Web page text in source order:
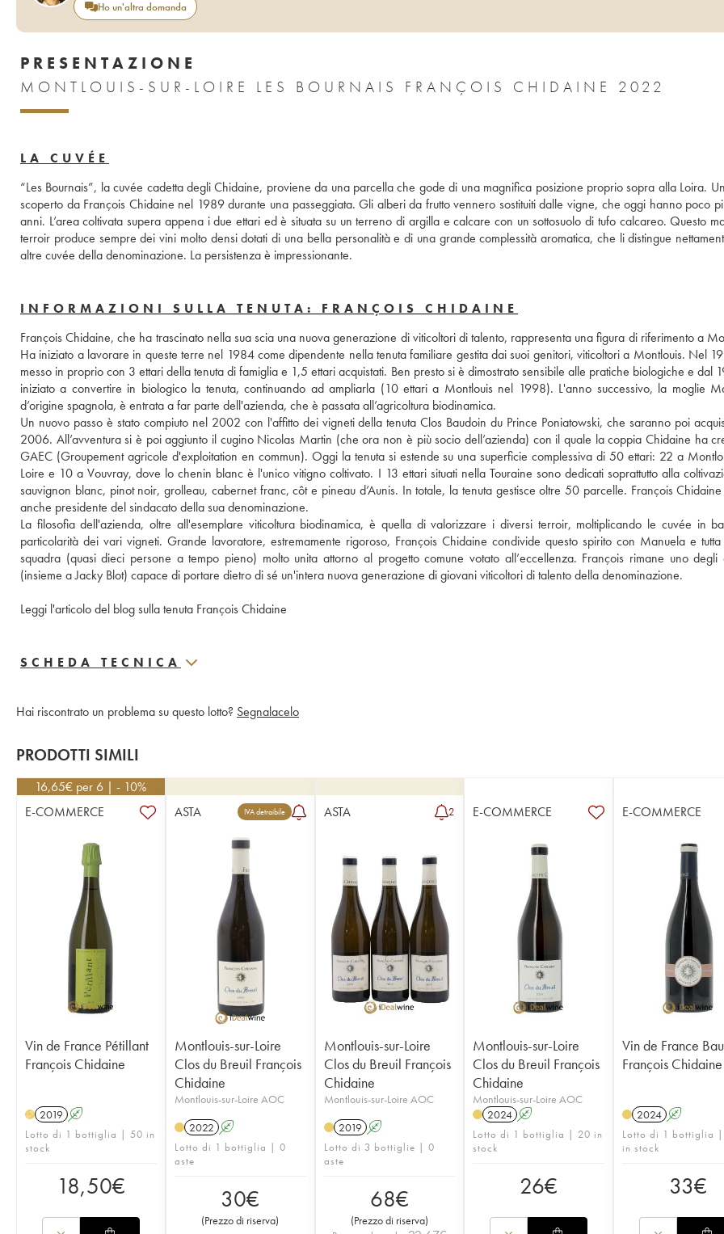
Ho un'altra domanda
PRESENTAZIONE
MONTLOUIS-SUR-LOIRE LES BOURNAIS FRANÇOIS CHIDAINE 2022
LA CUVÉE
“Les Bournais”, la cuvée cadetta degli Chidaine, proviene da una parcella che gode di una magnifica posizione proprio sopra alla Loira.
scoperto da François Chidaine nel 1989 durante una passeggiata. Gli alberi da frutto vennero sostituiti dalle vigne, che oggi hanno poco
anni. L’area coltivata supera appena i due ettari ed è situata su un terreno di argilla e calcare con un sottosuolo di tufo calcareo. Questo
terroir produce sempre dei vini molto densi dotati di una bella personalità e di una grande complessità aromatica, che li distingue
altre cuvée della denominazione. La persistenza è impressionante.
INFORMAZIONI SULLA TENUTA: FRANÇOIS CHIDAINE
François Chidaine, che ha trascinato nella sua scia una nuova generazione di viticoltori di talento, rappresenta una figura di riferimento a
Ha iniziato a lavorare in queste terre nel 1984 come dipendente nella tenuta familiare gestita dai suoi genitori, viticoltori a Montlouis. Nel
messo in proprio con 3 ettari della tenuta di famiglia e 1,5 ettari acquistati. Ben presto si è dimostrato sensibile alle pratiche biologiche e dal
iniziato a convertire in biologico la tenuta, continuando ad ampliarla (10 ettari a Montlouis nel 1998). L'anno successivo, la moglie
d’origine spagnola, è entrata a far parte dell'azienda, che è passata all’agricoltura biodinamica.
Un nuovo passo è stato compiuto nel 2002 con l'affitto dei vigneti della tenuta Clos Baudoin du Prince Poniatowski, che saranno poi
2006. All’avventura si è poi aggiunto il cugino Nicolas Martin (che ora non è più socio dell’azienda) con il quale la coppia Chidaine ha
GAEC (Groupement agricole d'exploitation en commun). Oggi la tenuta si estende su una superficie complessiva di 50 ettari: 22 a
Loire e 10 a Vouvray, dove lo chenin blanc è l'unico vitigno coltivato. I 13 ettari situati nella Touraine sono dedicati soprattutto alla
sauvignon blanc, pinot noir, grolleau, cabernet franc, côt e pineau d’Aunis. In totale, la tenuta gestisce oltre 50 parcelle. François
anche presidente del sindacato della sua denominazione.
La filosofia dell'azienda, oltre all'esemplare viticoltura biodinamica, è quella di valorizzare i diversi terroir, moltiplicando le cuvée in
particolarità dei vari vigneti. Grande lavoratore, estremamente rigoroso, François Chidaine condivide questo spirito con Manuela e
squadra (quasi dieci persone a tempo pieno) molto unita attorno al progetto comune votato all’eccellenza. François rimane uno degli
(insieme a Jacky Blot) capace di portare dietro di sé un'intera nuova generazione di giovani viticoltori di talento della denominazione.
Leggi l'articolo del blog sulla tenuta François Chidaine
SCHEDA TECNICA
Hai riscontrato un problema su questo lotto? Segnalacelo
PRODOTTI SIMILI
16,65€ per 6 | - 10%
E-COMMERCE
Vin de France Pétillant
François Chidaine
H 2019 A
Lotto di 1 bottiglia | 50 in
stock
18,50€
ASTA IVA detraibile
Montlouis-sur-Loire
Clos du Breuil François
Chidaine
Montlouis-sur-Loire AOC
2022 A
Lotto di 1 bottiglia | 0
aste
30€
(Prezzo di riserva)
ASTA 2
Montlouis-sur-Loire
Clos du Breuil François
Chidaine
Montlouis-sur-Loire AOC
2019 A
Lotto di 3 bottiglie | 0
aste
68€
(Prezzo di riserva)
E-COMMERCE
Montlouis-sur-Loire
Clos du Breuil François
Chidaine
Montlouis-sur-Loire AOC
2024 A
Lotto di 1 bottiglia | 20 in
stock
26€
E-COMMERCE
Vin de France
François Chidaine
2024 A
Lotto di 1 bottiglia
in stock
33€